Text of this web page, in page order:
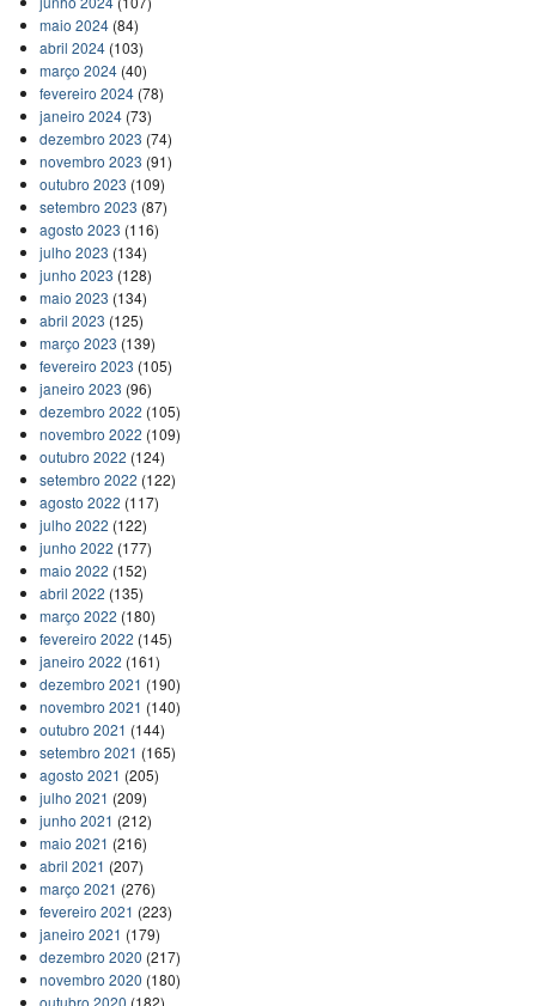
maio 2024(84)
abril 2024(103)
março 2024(40)
fevereiro 2024(78)
janeiro 2024(73)
dezembro 2023 (74)
novembro 2023 (91)
outubro 2023 (109)
setembro 2023 (87)
agosto 2023 (116)
julho 2023 (134)
junho 2023 (128)
maio 2023 (134)
abril 2023 (125)
março 2023 (139)
fevereiro 2023 (105)
janeiro 2023 (96)
dezembro 2022 (105)
novembro 2022 (109)
outubro 2022 (124)
setembro 2022 (122)
agosto 2022 (117)
julho 2022 (122)
junho 2022 (177)
maio 2022 (152)
abril 2022 (135)
março 2022 (180)
fevereiro 2022 (145)
janeiro 2022 (161)
dezembro 2021 (190)
novembro 2021 (140)
outubro 2021 (144)
setembro 2021 (165)
agosto 2021 (205)
julho 2021 (209)
junho 2021 (212)
maio 2021 (216)
abril 2021 (207)
março 2021 (276)
fevereiro 2021 (223)
janeiro 2021 (179)
dezembro 2020 (217)
novembro 2020 (180)